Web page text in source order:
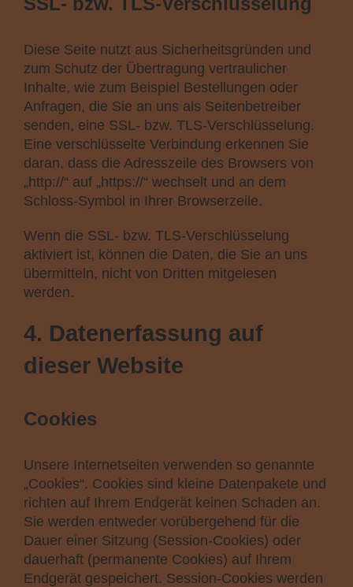
Diese Seite nutzt aus Sicherheitsgründen und
zum Schutz der Übertragung vertraulicher
Inhalte, wie zum Beispiel Bestellungen oder
Anfragen, die Sie an uns als Seitenbetreiber
senden, eine SSL- bzw. TLS-Verschlüsselung.
Eine verschlüsselte Verbindung erkennen Sie
daran, dass die Adresszeile des Browsers von
„http://“ auf „https://“ wechselt und an dem
Schloss-Symbol in Ihrer Browserzeile.
Wenn die SSL- bzw. TLS-Verschlüsselung
aktiviert ist, können die Daten, die Sie an uns
übermitteln, nicht von Dritten mitgelesen
werden.
4. Datenerfassung auf
dieser Website
Cookies
Unsere Internetseiten verwenden so genannte
„Cookies“. Cookies sind kleine Datenpakete und
richten auf Ihrem Endgerät keinen Schaden an.
Sie werden entweder vorübergehend für die
Dauer einer Sitzung (Session-Cookies) oder
dauerhaft (permanente Cookies) auf Ihrem
Endgerät gespeichert. Session-Cookies werden